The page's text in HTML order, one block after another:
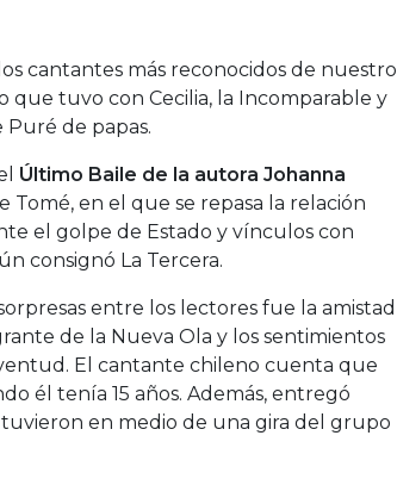
cantantes más reconocidos de nuestro
que tuvo con Cecilia, la Incomparable y
de papas.
Último Baile de la autora Johanna
Tomé, en el que se repasa la relación
el golpe de Estado y vínculos con
consignó La Tercera.
entre los lectores fue la amistad
de la Nueva Ola y los sentimientos
El cantante chileno cuenta que
él tenía 15 años. Además, entregó
en medio de una gira del grupo